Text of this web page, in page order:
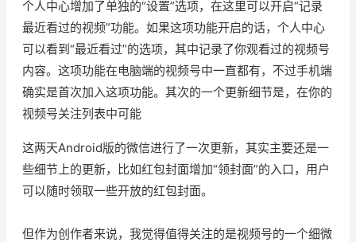
个人中心增加了单独的“设置”选项，在这里可以开启“记录
最近看过的视频”功能。如果这项功能开启的话，个人中心
可以看到“最近看过”的选项，其中记录了你观看过的视频号
内容。这项功能在电脑端的视频号中一直都有，不过手机端
确实是首次加入这项功能。其次的一个更新细节是，在你的
视频号关注列表中可能
这两天Android版的微信进行了一次更新，其实主要还是一
些细节上的更新，比如红包封面增加“领封面”的入口，用户
可以随时领取一些开放的红包封面。
但作为创作者来说，我觉得值得关注的是视频号的一个细微